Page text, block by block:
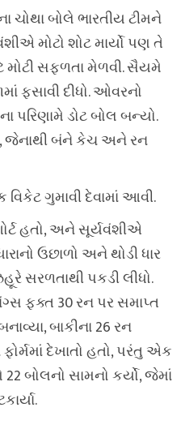
ચોથા બોલે ભારતીય ટીમને
મોટો શોટ માર્યો પણ તે
મોટી સફળતા મેળવી. સૈયમે
ફસાવી દીધો. ઓવરનો
પરિણામે ડોટ બોલ બન્યો.
જેનાથી બંને કેચ અને રન
ગુમાવી દેવામાં આવી.
હતો, અને સૂર્યવંશીએ
ઉછાળો અને થોડી ધાર
સરળતાથી પકડી લીધો.
ફક્ત 30 રન પર સમાપ્ત
બાકીના 26 રન
દેખાતો હતો, પરંતુ એક
બોલનો સામનો કર્યો, જેમાં